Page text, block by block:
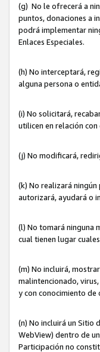
(g) No le ofrecerá a
puntos, donaciones a
podrá implementar
Enlaces Especiales.
(h) No interceptará,
alguna persona o
(i) No solicitará,
utilicen en relación
(j) No modificará,
(k) No realizará
autorizará, ayudará o
(l) No tomará ninguna
cual tienen lugar
(m) No incluirá,
malintencionado,
y con conocimiento
(n) No incluirá un Sitio
WebView) dentro de
Participación no